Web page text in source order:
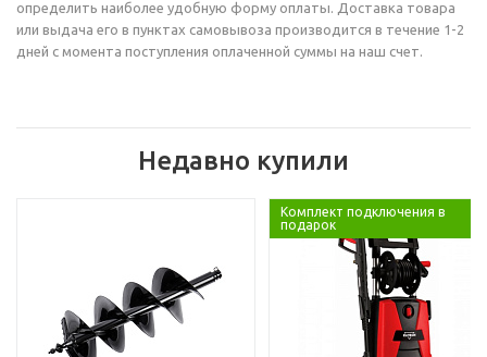
определить наиболее удобную форму оплаты. Доставка товара
или выдача его в пунктах самовывоза производится в течение 1-2
дней с момента поступления оплаченной суммы на наш счет.
Недавно купили
Комплект подключения в
подарок